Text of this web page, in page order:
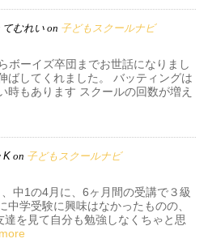
てむれい on 子どもスクールナビ
ボーイズ卒団までお世話になりまし
ばしてくれました。 バッティングは
時もあります スクールの回数が増え
K on 子どもスクールナビ
中1の4月に、6ヶ月間の受講で３級
学受験に興味はなかったものの、
達を見て自分も勉強しなくちゃと思